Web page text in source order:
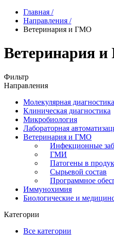
Главная /
Направления /
Ветеринария и ГМО
Ветеринария
Фильтр
Направления
Молекулярная диагностика
Клиническая диагностика
Микробиология
Лабораторная
Ветеринария и ГМО
Инфекционные
ГМИ
Патогены в
Сырьевой состав
Программное
Иммунохимия
Биологические и
Категории
Все категории